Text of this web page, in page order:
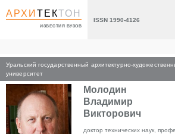
АРХИТЕКТОН
ИЗВЕСТИЯ ВУЗОВ
ISSN 1990-4126
Уральский государственный архитектурно-
университет
Главная
Молодин
Владимир
Викторович
доктор технических наук,